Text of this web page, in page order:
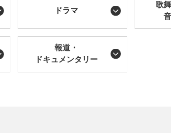
ドラマ
歌
報道・
ドキュメンタリー